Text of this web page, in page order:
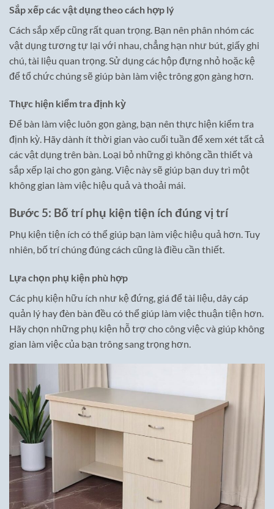
Sắp xếp các vật dụng theo cách hợp lý
Cách sắp xếp cũng rất quan trọng. Bạn nên phân nhóm các
vật dụng tương tự lại với nhau, chẳng hạn như bút, giấy ghi
chú, tài liệu quan trọng. Sử dụng các hộp đựng nhỏ hoặc kệ
để tổ chức chúng sẽ giúp bàn làm việc trông gọn gàng hơn.
Thực hiện kiểm tra định kỳ
Để bàn làm việc luôn gọn gàng, bạn nên thực hiện kiểm tra
định kỳ. Hãy dành ít thời gian vào cuối tuần để xem xét tất cả
các vật dụng trên bàn. Loại bỏ những gì không cần thiết và
sắp xếp lại cho gọn gàng. Việc này sẽ giúp bạn duy trì một
không gian làm việc hiệu quả và thoải mái.
Bước 5: Bố trí phụ kiện tiện ích đúng vị trí
Phụ kiện tiện ích có thể giúp bạn làm việc hiệu quả hơn. Tuy
nhiên, bố trí chúng đúng cách cũng là điều cần thiết.
Lựa chọn phụ kiện phù hợp
Các phụ kiện hữu ích như kệ đứng, giá để tài liệu, dây cáp
quản lý hay đèn bàn đều có thể giúp làm việc thuận tiện hơn.
Hãy chọn những phụ kiện hỗ trợ cho công việc và giúp không
gian làm việc của bạn trông sang trọng hơn.